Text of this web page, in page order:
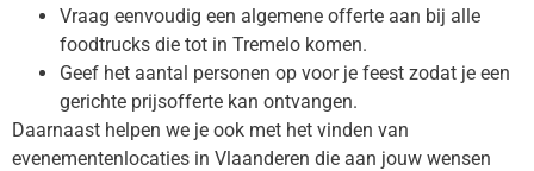
Vraag eenvoudig een algemene offerte aan bij alle
foodtrucks die tot in Tremelo komen.
Geef het aantal personen op voor je feest zodat je een
gerichte prijsofferte kan ontvangen.
Daarnaast helpen we je ook met het vinden van
evenementenlocaties in Vlaanderen die aan jouw wensen